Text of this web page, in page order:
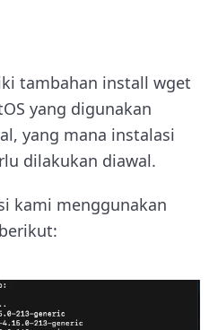
tambahan install wget
yang digunakan
yang mana instalasi
dilakukan diawal.
kami menggunakan